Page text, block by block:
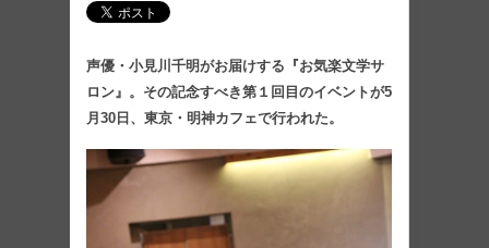
声優・小見川千明がお届けする『お気楽文学サ
ロン』。その記念すべき第１回目のイベントが5
月30日、東京・明神カフェで行われた。